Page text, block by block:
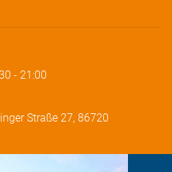
- 21:00
Straße 27, 86720